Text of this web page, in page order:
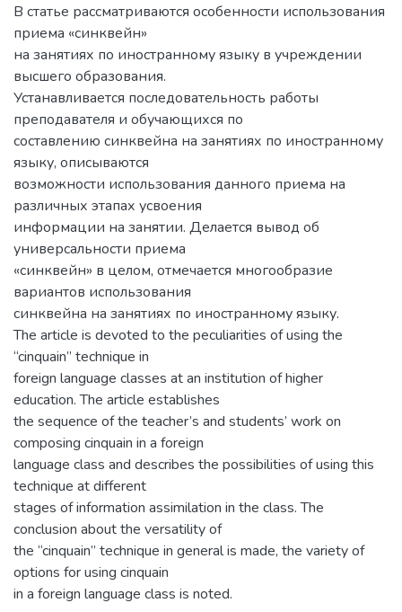
В статье рассматриваются особенности использования
приема «синквейн»
на занятиях по иностранному языку в учреждении
высшего образования.
Устанавливается последовательность работы
преподавателя и обучающихся по
составлению синквейна на занятиях по иностранному
языку, описываются
возможности использования данного приема на
различных этапах усвоения
информации на занятии. Делается вывод об
универсальности приема
«синквейн» в целом, отмечается многообразие
вариантов использования
синквейна на занятиях по иностранному языку.
The article is devoted to the peculiarities of using the
“cinquain” technique in
foreign language classes at an institution of higher
education. The article establishes
the sequence of the teacher’s and students’ work on
composing cinquain in a foreign
language class and describes the possibilities of using this
technique at different
stages of information assimilation in the class. The
conclusion about the versatility of
the “cinquain” technique in general is made, the variety of
options for using cinquain
in a foreign language class is noted.